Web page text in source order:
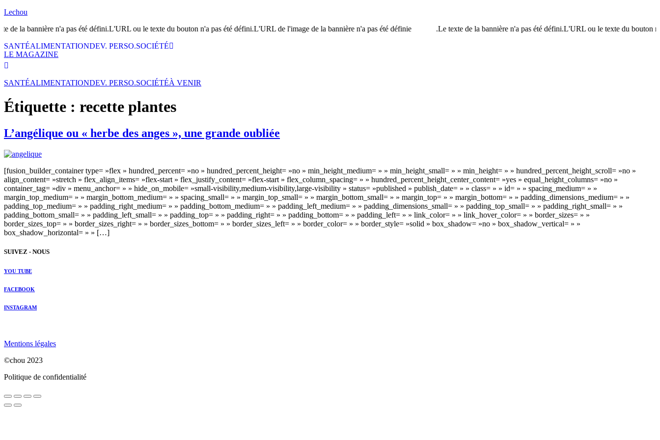
Lechou
de la bannière n'a pas été défini.L'URL ou le texte du bouton n'a pas été défini.L'URL de l'image de la bannière n'a pas été définie.
Le texte de la bannière n'a pas été défini.L'URL ou le texte du bouton
SANTÉALIMENTATIONDEV. PERSO.SOCIÉTÉ
LE MAGAZINE
SANTÉALIMENTATIONDEV. PERSO.SOCIÉTÉÀ VENIR
Étiquette : recette plantes
L’angélique ou « herbe des anges », une grande oubliée
[fusion_builder_container type= »flex » hundred_percent= »no » hundred_percent_height= »no » min_height_medium= » » min_height_small= » » min_height= » » hundred_percent_height_scroll= »no »
align_content= »stretch » flex_align_items= »flex-start » flex_justify_content= »flex-start » flex_column_spacing= » » hundred_percent_height_center_content= »yes » equal_height_columns= »no »
container_tag= »div » menu_anchor= » » hide_on_mobile= »small-visibility,medium-visibility,large-visibility » status= »published » publish_date= » » class= » » id= » » spacing_medium= » »
margin_top_medium= » » margin_bottom_medium= » » spacing_small= » » margin_top_small= » » margin_bottom_small= » » margin_top= » » margin_bottom= » » padding_dimensions_medium= » »
padding_top_medium= » » padding_right_medium= » » padding_bottom_medium= » » padding_left_medium= » » padding_dimensions_small= » » padding_top_small= » » padding_right_small= » »
padding_bottom_small= » » padding_left_small= » » padding_top= » » padding_right= » » padding_bottom= » » padding_left= » » link_color= » » link_hover_color= » » border_sizes= » »
border_sizes_top= » » border_sizes_right= » » border_sizes_bottom= » » border_sizes_left= » » border_color= » » border_style= »solid » box_shadow= »no » box_shadow_vertical= » »
box_shadow_horizontal= » » […]
SUIVEZ - NOUS
YOU TUBE
FACEBOOK
INSTAGRAM
Mentions légales
©chou 2023
Politique de confidentialité